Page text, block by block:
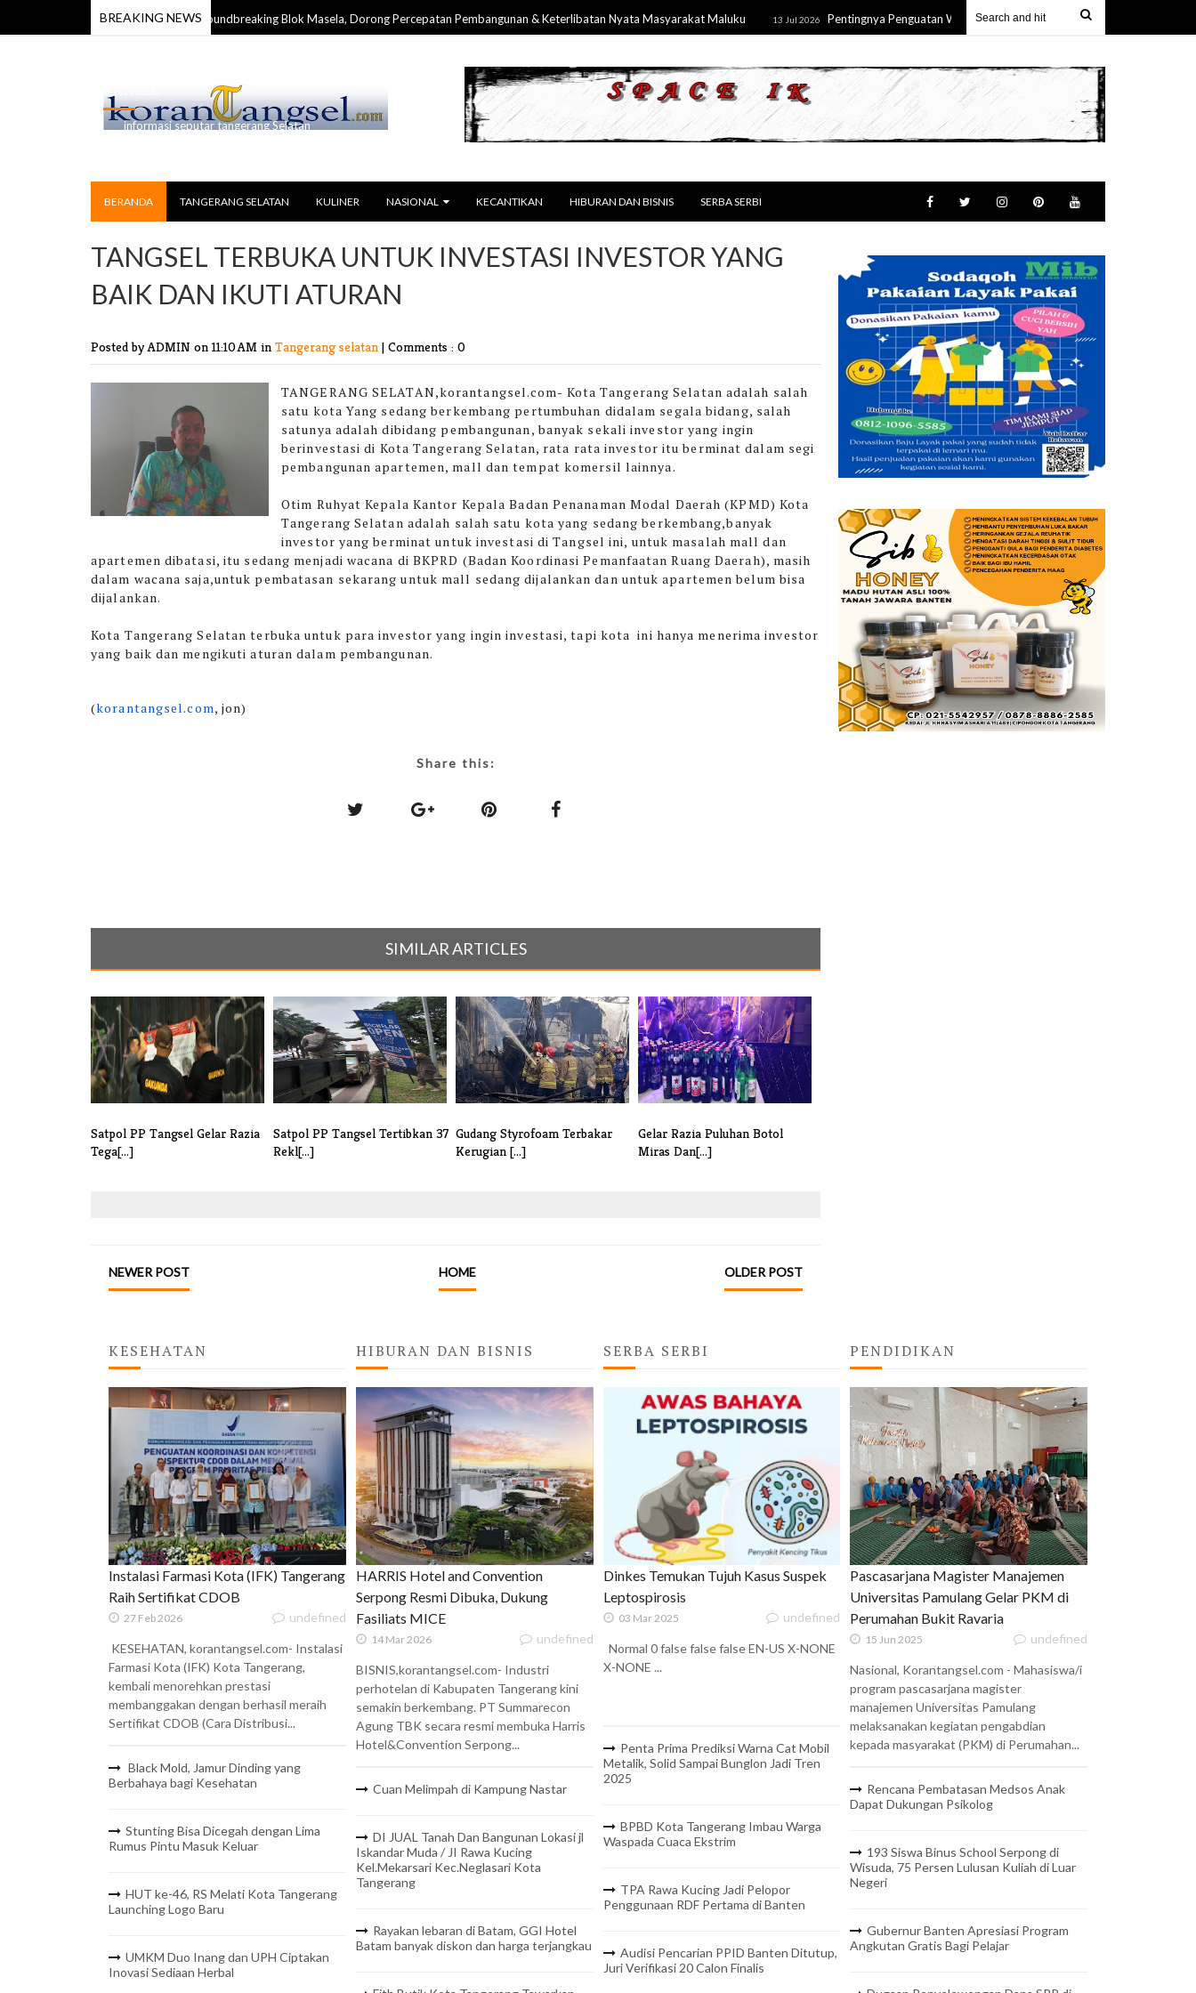
BREAKING NEWS
Taruna Maluku Apresiasi Groundbreaking Blok Masela, Dorong Percepatan Pembangunan & Keterlibatan Nyata Masyarakat Maluku 13 Jul 2026 Pentingnya Penguatan Wawasan Kebangsaan Melalui Pemahaman Terhadap
informasi seputar tangerang Selatan
BERANDA TANGERANG SELATAN KULINER NASIONAL KECANTIKAN HIBURAN DAN BISNIS SERBA SERBI
TANGSEL TERBUKA UNTUK INVESTASI INVESTOR YANG
BAIK DAN IKUTI ATURAN
Posted by ADMIN on 11:10 AM in Tangerang selatan | Comments : 0
TANGERANG SELATAN,korantangsel.com- Kota Tangerang Selatan adalah salah
satu kota Yang sedang berkembang pertumbuhan didalam segala bidang, salah
satunya adalah dibidang pembangunan, banyak sekali investor yang ingin
berinvestasi di Kota Tangerang Selatan, rata rata investor itu berminat dalam segi
pembangunan apartemen, mall dan tempat komersil lainnya.
Otim Ruhyat Kepala Kantor Kepala Badan Penanaman Modal Daerah (KPMD) Kota
Tangerang Selatan adalah salah satu kota yang sedang berkembang,banyak
investor yang berminat untuk investasi di Tangsel ini, untuk masalah mall dan
apartemen dibatasi, itu sedang menjadi wacana di BKPRD (Badan Koordinasi Pemanfaatan Ruang Daerah), masih
dalam wacana saja,untuk pembatasan sekarang untuk mall sedang dijalankan dan untuk apartemen belum bisa
dijalankan.
Kota Tangerang Selatan terbuka untuk para investor yang ingin investasi, tapi kota ini hanya menerima investor
yang baik dan mengikuti aturan dalam pembangunan.
(korantangsel.com, jon)
Share this:
SIMILAR ARTICLES
Satpol PP Tangsel Gelar Razia
Tega[...]
Satpol PP Tangsel Tertibkan 37
Rekl[...]
Gudang Styrofoam Terbakar
Kerugian [...]
Gelar Razia Puluhan Botol
Miras Dan[...]
NEWER POST OLDER POST
HOME
KESEHATAN
Instalasi Farmasi Kota (IFK) Tangerang
Raih Sertifikat CDOB
27 Feb 2026 undefined
KESEHATAN, korantangsel.com- Instalasi
Farmasi Kota (IFK) Kota Tangerang,
kembali menorehkan prestasi
membanggakan dengan berhasil meraih
Sertifikat CDOB (Cara Distribusi...
Black Mold, Jamur Dinding yang
Berbahaya bagi Kesehatan
Stunting Bisa Dicegah dengan Lima
Rumus Pintu Masuk Keluar
HUT ke-46, RS Melati Kota Tangerang
Launching Logo Baru
UMKM Duo Inang dan UPH Ciptakan
Inovasi Sediaan Herbal
HIBURAN DAN BISNIS
HARRIS Hotel and Convention
Serpong Resmi Dibuka, Dukung
Fasiliats MICE
14 Mar 2026 undefined
BISNIS,korantangsel.com- Industri
perhotelan di Kabupaten Tangerang kini
semakin berkembang. PT Summarecon
Agung TBK secara resmi membuka Harris
Hotel&Convention Serpong...
Cuan Melimpah di Kampung Nastar
DI JUAL Tanah Dan Bangunan Lokasi jl
Iskandar Muda / JI Rawa Kucing
Kel.Mekarsari Kec.Neglasari Kota
Tangerang
Rayakan lebaran di Batam, GGI Hotel
Batam banyak diskon dan harga terjangkau
SERBA SERBI
Dinkes Temukan Tujuh Kasus Suspek
Leptospirosis
03 Mar 2025 undefined
Normal 0 false false false EN-US X-NONE
X-NONE ...
Penta Prima Prediksi Warna Cat Mobil
Metalik, Solid Sampai Bunglon Jadi Tren
2025
BPBD Kota Tangerang Imbau Warga
Waspada Cuaca Ekstrim
TPA Rawa Kucing Jadi Pelopor
Penggunaan RDF Pertama di Banten
Audisi Pencarian PPID Banten Ditutup,
Juri Verifikasi 20 Calon Finalis
PENDIDIKAN
Pascasarjana Magister Manajemen
Universitas Pamulang Gelar PKM di
Perumahan Bukit Ravaria
15 Jun 2025 undefined
Nasional, Korantangsel.com - Mahasiswa/i
program pascasarjana magister
manajemen Universitas Pamulang
melaksanakan kegiatan pengabdian
kepada masyarakat (PKM) di Perumahan...
Rencana Pembatasan Medsos Anak
Dapat Dukungan Psikolog
193 Siswa Binus School Serpong di
Wisuda, 75 Persen Lulusan Kuliah di Luar
Negeri
Gubernur Banten Apresiasi Program
Angkutan Gratis Bagi Pelajar